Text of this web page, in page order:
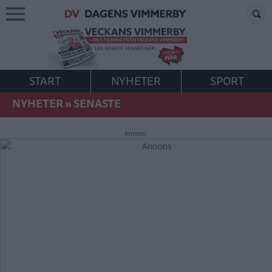
START NYHETER
SPORT
NYHETER»SENASTE
Annons: